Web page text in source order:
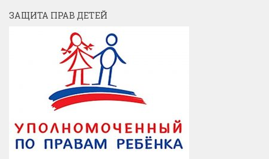
ЗАЩИТА ПРАВ ДЕТЕЙ